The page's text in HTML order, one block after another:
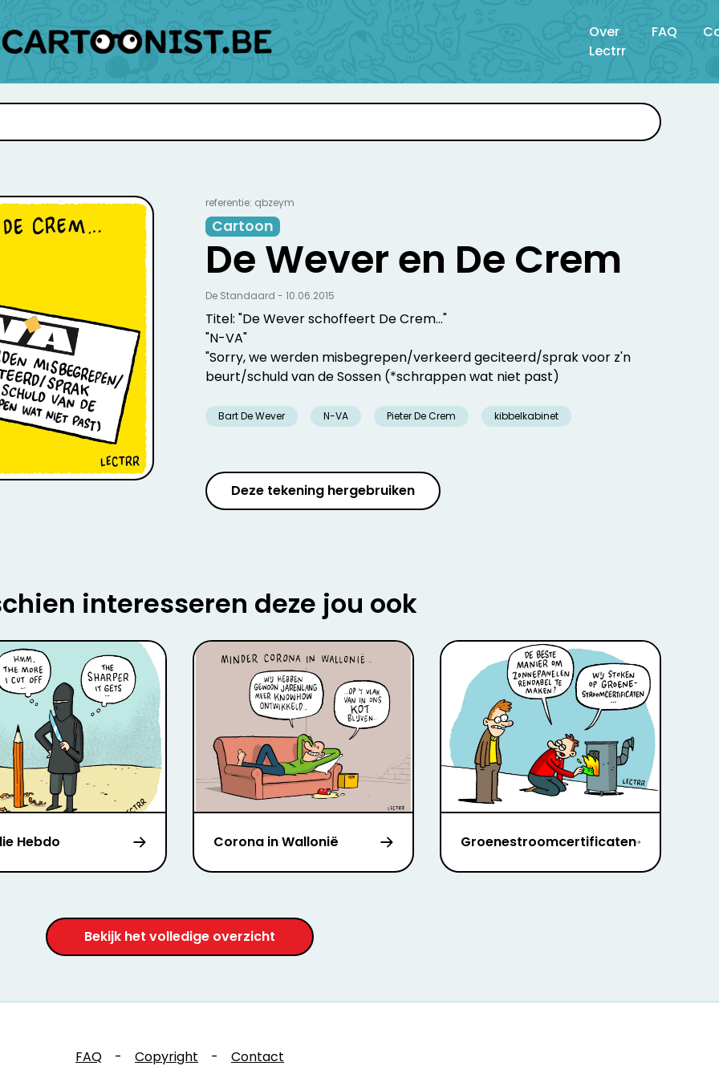
Over
Lectrr
FAQ
referentie: qbzeym
Cartoon
De Wever en De Crem
Titel: "De Wever schoffeert De Crem..."
"N-VA"
"Sorry, we werden misbegrepen/verkeerd geciteerd/sprak voor z'n
beurt/schuld van de Sossen (*schrappen wat niet past)
Bart De Wever N-VA Pieter De Crem kibbelkabinet
De Standaard - 10.06.2015
Deze tekening hergebruiken
interesseren deze jou ook
Hebdo Corona in Wallonië Groenestroomcertificaten
Bekijk het volledige overzicht
FAQ - Copyright - Contact